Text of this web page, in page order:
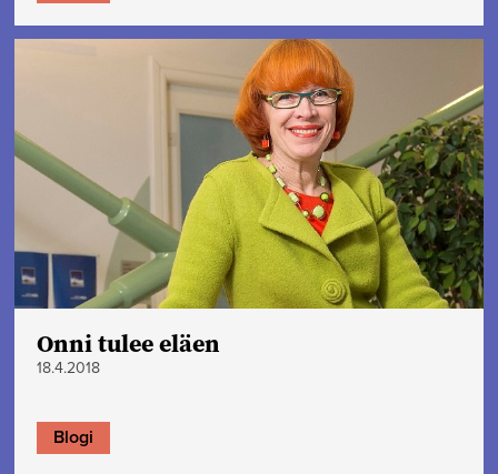
Onni tulee eläen
18.4.2018
Blogi